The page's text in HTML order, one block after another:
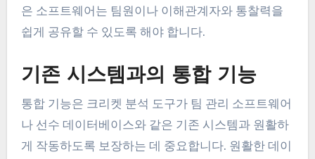
은 소프트웨어는 팀원이나 이해관계자와 통찰력을
쉽게 공유할 수 있도록 해야 합니다.
기존 시스템과의 통합 기능
통합 기능은 크리켓 분석 도구가 팀 관리 소프트웨어
나 선수 데이터베이스와 같은 기존 시스템과 원활하
게 작동하도록 보장하는 데 중요합니다. 원활한 데이